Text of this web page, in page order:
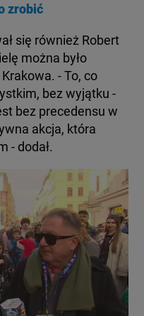
zrobić
się również Robert
można było
- To, co
bez wyjątku -
bez precedensu w
akcja, która
- dodał.